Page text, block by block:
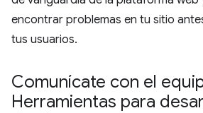
encontrar problemas en tu sitio
tus usuarios.
Comunícate con el
Herramientas para